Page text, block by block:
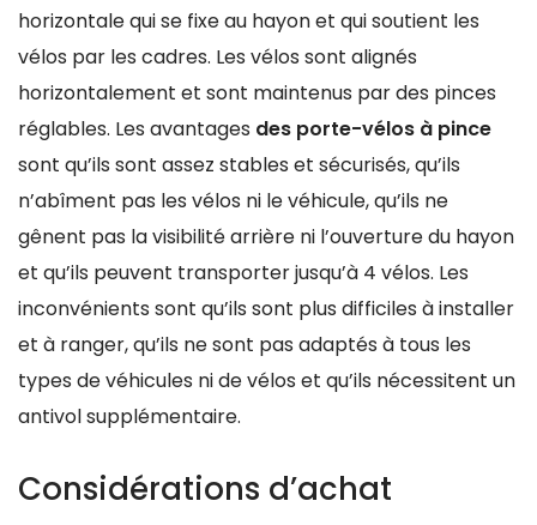
horizontale qui se fixe au hayon et qui soutient les
vélos par les cadres. Les vélos sont alignés
horizontalement et sont maintenus par des pinces
réglables. Les avantages des porte-vélos à pince
sont qu’ils sont assez stables et sécurisés, qu’ils
n’abîment pas les vélos ni le véhicule, qu’ils ne
gênent pas la visibilité arrière ni l’ouverture du hayon
et qu’ils peuvent transporter jusqu’à 4 vélos. Les
inconvénients sont qu’ils sont plus difficiles à installer
et à ranger, qu’ils ne sont pas adaptés à tous les
types de véhicules ni de vélos et qu’ils nécessitent un
antivol supplémentaire.
Considérations d’achat